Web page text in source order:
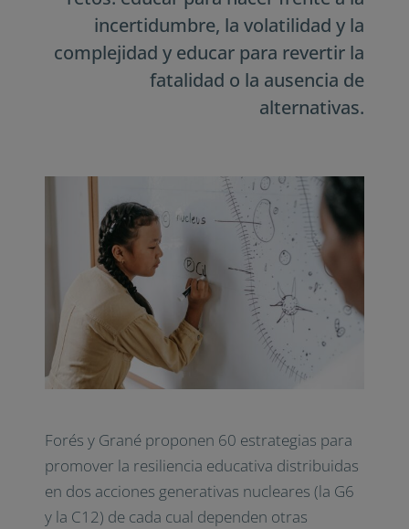
incertidumbre, la volatilidad y la
complejidad y educar para revertir la
fatalidad o la ausencia de
alternativas.
Forés y Grané proponen 60 estrategias para
promover la resiliencia educativa distribuidas
en dos acciones generativas nucleares (la G6
y la C12) de cada cual dependen otras